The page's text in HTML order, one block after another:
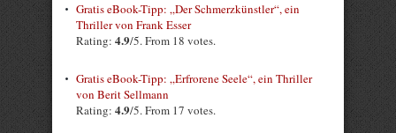
Gratis eBook-Tipp: „Der Schmerzkünstler“, ein
Thriller von Frank Esser
Rating: 4.9/5. From 18 votes.
Gratis eBook-Tipp: „Erfrorene Seele“, ein Thriller
von Berit Sellmann
Rating: 4.9/5. From 17 votes.